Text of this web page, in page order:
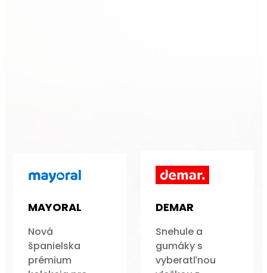
MAYORAL
Nová
španielska
prémium
DEMAR
Snehule a
gumáky s
vyberatľnou